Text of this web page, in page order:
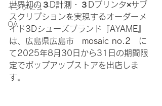
インタビュー
QA
世界初の３D計測・３Dプリンタ×サブ
スクリプションを実現するオーダーメ
イド3Dシューズブランド『AYAME』
は、広島県広島市 mosaic no.2
に
て2025年8月30日から31日の期間限
定でポップアップストアを出店しま
す。